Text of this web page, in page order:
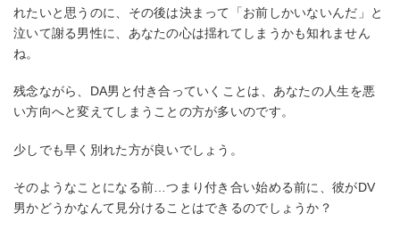
れたいと思うのに、その後は決まって「お前しかいないんだ」と
泣いて謝る男性に、あなたの心は揺れてしまうかも知れません
ね。
残念ながら、DA男と付き合っていくことは、あなたの人生を悪
い方向へと変えてしまうことの方が多いのです。
少しでも早く別れた方が良いでしょう。
そのようなことになる前…つまり付き合い始める前に、彼がDV
男かどうかなんて見分けることはできるのでしょうか？